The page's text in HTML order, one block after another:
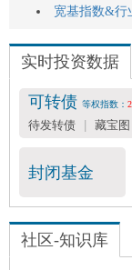
宽基指数&行
实时投资数据
可转债 等权指数：
待发转债 藏宝图
封闭基金
社区-知识库